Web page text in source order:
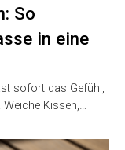
So
in eine
sofort das Gefühl,
Kissen,…